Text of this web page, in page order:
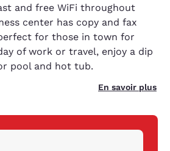
and free WiFi throughout
center has copy and fax
for those in town for
of work or travel, enjoy a dip
pool and hot tub.
En savoir plus